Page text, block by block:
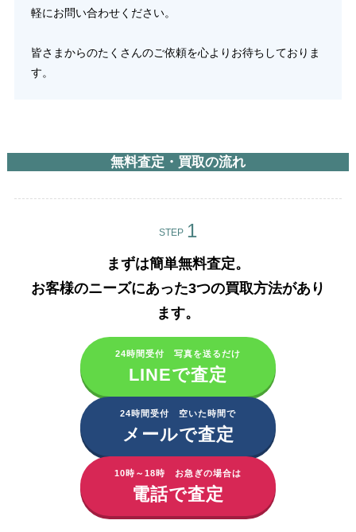
軽にお問い合わせください。
皆さまからのたくさんのご依頼を心よりお待ちしておりま
す。
無料査定・買取の流れ
STEP
まずは簡単無料査定。
お客様のニーズにあった3つの買取方法があり
ます。​
24時間受付 写真を送るだけ
LINEで査定
24時間受付 空いた時間で
メールで査定
10時～18時 お急ぎの場合は
電話で査定